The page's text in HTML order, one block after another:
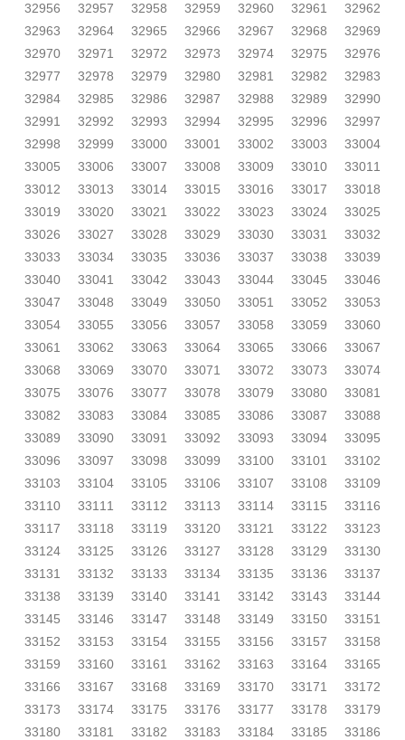
32956
32957 32958 32959 32960 32961
32962
32963
32964 32965 32966 32967 32968
32969
32970
32971 32972 32973 32974 32975
32976
32977
32978 32979 32980 32981 32982
32983
32984
32985 32986 32987 32988 32989
32990
32991
32992 32993 32994 32995 32996
32997
32998
32999 33000 33001 33002 33003
33004
33005
33006 33007 33008 33009 33010
33011
33012
33013 33014 33015 33016 33017
33018
33019
33020 33021 33022 33023 33024
33025
33026
33027 33028 33029 33030 33031
33032
33033
33034 33035 33036 33037 33038
33039
33040
33041 33042 33043 33044 33045
33046
33047
33048 33049 33050 33051 33052
33053
33054
33055 33056 33057 33058 33059
33060
33061
33062 33063 33064 33065 33066
33067
33068
33069 33070 33071 33072 33073
33074
33075
33076 33077 33078 33079 33080
33081
33082
33083 33084 33085 33086 33087
33088
33089
33090 33091 33092 33093 33094
33095
33096
33097 33098 33099 33100 33101
33102
33103
33104 33105 33106 33107 33108
33109
33110
33111 33112 33113 33114 33115
33116
33117
33118 33119 33120 33121 33122
33123
33124
33125 33126 33127 33128 33129
33130
33131
33132 33133 33134 33135 33136
33137
33138
33139 33140 33141 33142 33143
33144
33145
33146 33147 33148 33149 33150
33151
33152
33153 33154 33155 33156 33157
33158
33159
33160 33161 33162 33163 33164
33165
33166
33167 33168 33169 33170 33171
33172
33173
33174 33175 33176 33177 33178
33179
33180
33181 33182 33183 33184 33185
33186